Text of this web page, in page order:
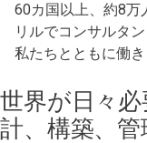
60カ国以上、約8万
リルでコンサルタ
私たちとともに働
世界が日々
計、構築、